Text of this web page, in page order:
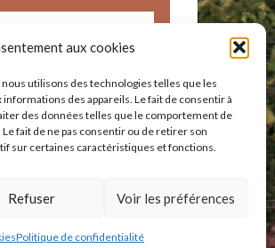
aux cookies
utilisons des technologies telles que les
des appareils. Le fait de consentir à
des données telles que le comportement de
fait de ne pas consentir ou de retirer son
sur certaines caractéristiques et fonctions.
Refuser Voir les préférences
Politique de confidentialité